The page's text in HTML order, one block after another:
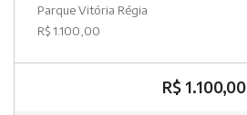
Parque Vitória Régia
R$ 1.100,00
R$ 1.100,00